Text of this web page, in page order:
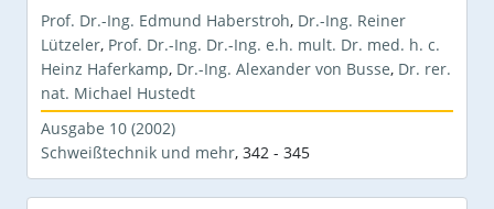
Prof. Dr.-Ing. Edmund Haberstroh, Dr.-Ing. Reiner
Lützeler, Prof. Dr.-Ing. Dr.-Ing. e.h. mult. Dr. med. h. c.
Heinz Haferkamp, Dr.-Ing. Alexander von Busse, Dr. rer.
nat. Michael Hustedt
Ausgabe 10 (2002)
Schweißtechnik und mehr, 342 - 345